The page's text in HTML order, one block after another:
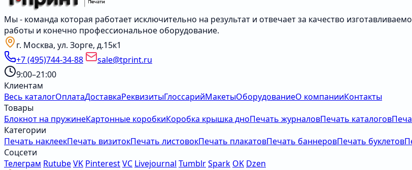
Мы - команда которая работает исключительно на результат и отвечает за качество
работы и конечно профессиональное оборудование.
г. Москва, ул. Зорге, д.15к1
+7 (495)744-34-88
sale@tprint.ru
9:00–21:00
Клиентам
Весь каталогОплатаДоставкаРеквизитыГлоссарийМакетыОборудованиеО компанииКонтакты
Товары
Блокнот на пружинеКартонные коробкиКоробка крышка дноПечать журналовПечать каталогов
Категории
Печать наклеекПечать визитокПечать листовокПечать плакатовПечать баннеровПечать буклетов
Соцсети
Телеграм RutubeVK PinterestVC Livejournal TumblrSpark OK Dzen